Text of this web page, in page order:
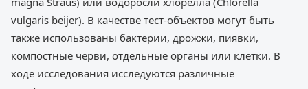
vulgaris beijer). В качестве тест-объектов могут быть
также использованы бактерии, дрожжи, пиявки,
компостные черви, отдельные органы или клетки. В
ходе исследования исследуются различные